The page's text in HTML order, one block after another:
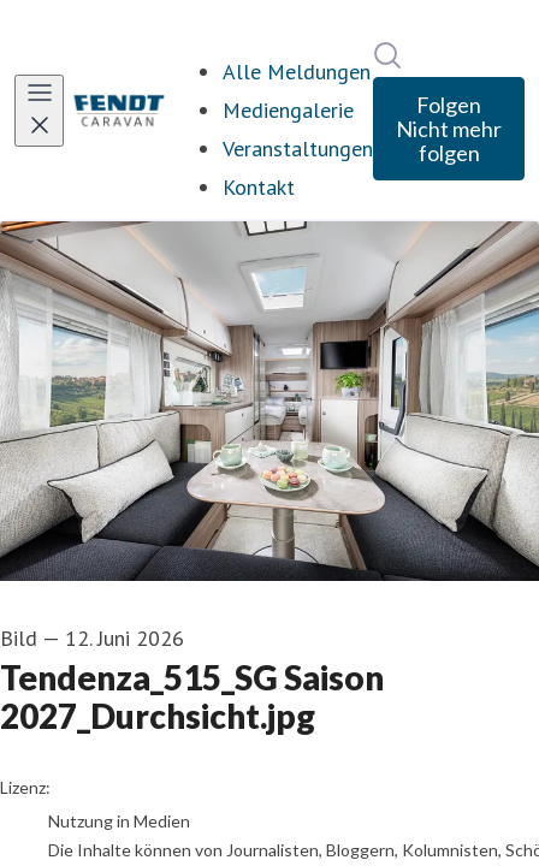
Alle Meldungen
Mediengalerie
Veranstaltungen
Kontakt
Folgen
Nicht mehr
folgen
Bild — 12. Juni 2026
Tendenza_515_SG Saison
2027_Durchsicht.jpg
go to media item
Lizenz:
Nutzung in Medien
Die Inhalte können von Journalisten, Bloggern, Kolumnisten,